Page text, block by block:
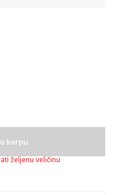
korpu
željenu veličinu